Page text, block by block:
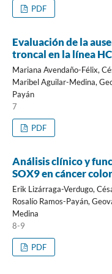
PDF
Evaluación de la
troncal en la línea
Mariana Avendaño-Félix,
Maribel Aguilar-Medina,
Payán
7
PDF
Análisis clínico y
SOX9 en cáncer
Erik Lizárraga-Verdugo,
Rosalío Ramos-Payán,
Medina
8-9
PDF